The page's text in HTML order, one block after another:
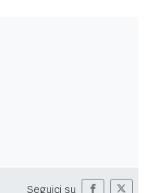
Seguici su